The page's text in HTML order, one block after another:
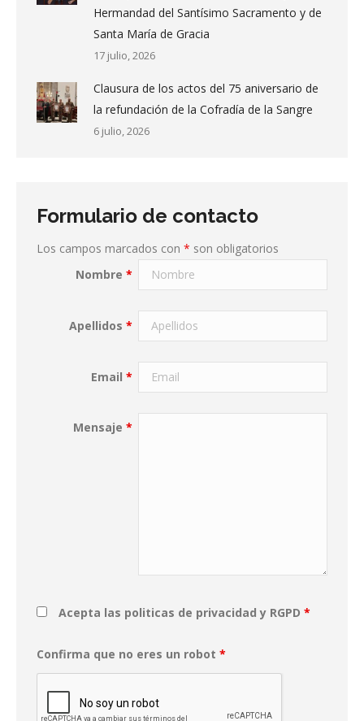
Hermandad del Santísimo Sacramento y de
Santa María de Gracia
17 julio, 2026
Clausura de los actos del 75 aniversario de
la refundación de la Cofradía de la Sangre
6 julio, 2026
Formulario de contacto
Los campos marcados con * son obligatorios
Nombre*
Apellidos*
Email*
Mensaje*
Acepta las politicas de privacidad y RGPD *
Confirma que no eres un robot *